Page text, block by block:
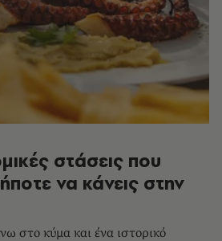
στάσεις που
να κάνεις στην
στο κύμα και ένα ιστορικό